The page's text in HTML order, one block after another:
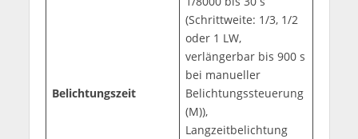
Belichtungszeit
(Schrittweite: 1/3, 1/2
oder 1 LW,
verlängerbar bis 900 s
bei manueller
Belichtungssteuerung
(M)),
Langzeitbelichtung